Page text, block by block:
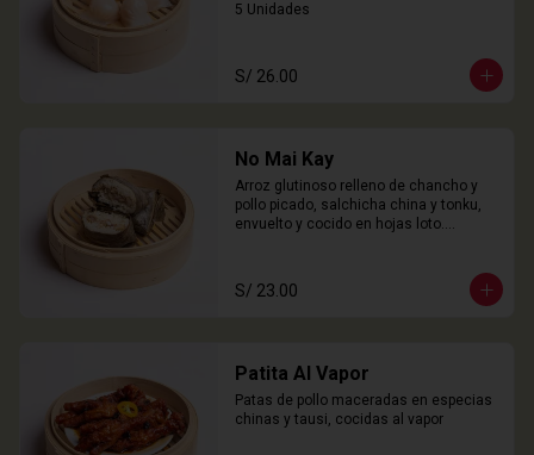
5 Unidades
S/ 26.00
No Mai Kay
Arroz glutinoso relleno de chancho y
pollo picado, salchicha china y tonku,
envuelto y cocido en hojas loto.
S/ 23.00
Patita Al Vapor
Patas de pollo maceradas en especias
chinas y tausi, cocidas al vapor